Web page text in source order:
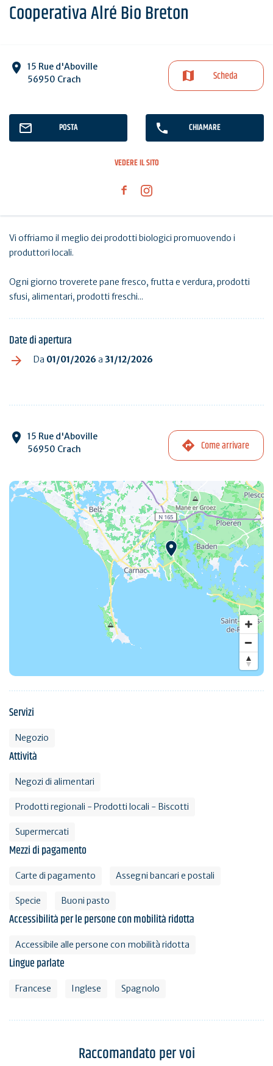
Cooperativa Alré Bio Breton
15 Rue d'Aboville
56950 Crach
Scheda
POSTA CHIAMARE
VEDERE IL SITO
Vi offriamo il meglio dei prodotti biologici promuovendo i
produttori locali.
Ogni giorno troverete pane fresco, frutta e verdura, prodotti
sfusi, alimentari, prodotti freschi...
Date di apertura
Da 01/01/2026 a 31/12/2026
15 Rue d'Aboville
56950 Crach
Come arrivare
Servizi
Negozio
Attività
Negozi di alimentari
Prodotti regionali - Prodotti locali - Biscotti
Supermercati
Mezzi di pagamento
Carte di pagamento Assegni bancari e postali
Specie Buoni pasto
Accessibilità per le persone con mobilità ridotta
Accessibile alle persone con mobilità ridotta
Lingue parlate
Francese Inglese Spagnolo
Raccomandato per voi